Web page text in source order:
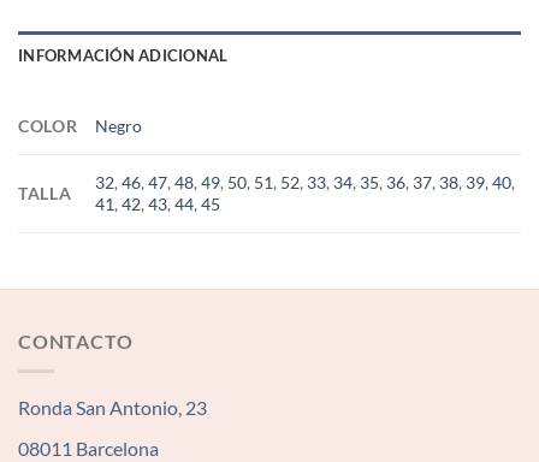
INFORMACIÓN ADICIONAL
COLOR Negro
TALLA
32,46,47,48,49, 50, 51, 52, 33, 34, 35, 36, 37, 38, 39,40,
41,42,43,44,45
CONTACTO
Ronda San Antonio, 23
08011 Barcelona